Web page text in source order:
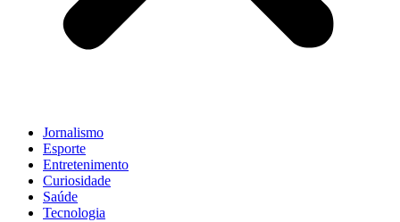
Jornalismo
Esporte
Entretenimento
Curiosidade
Saúde
Tecnologia